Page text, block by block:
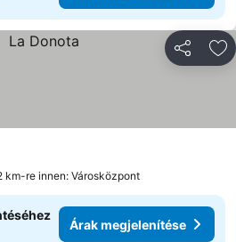
km-re innen: Városközpont
Árak megjelenítése